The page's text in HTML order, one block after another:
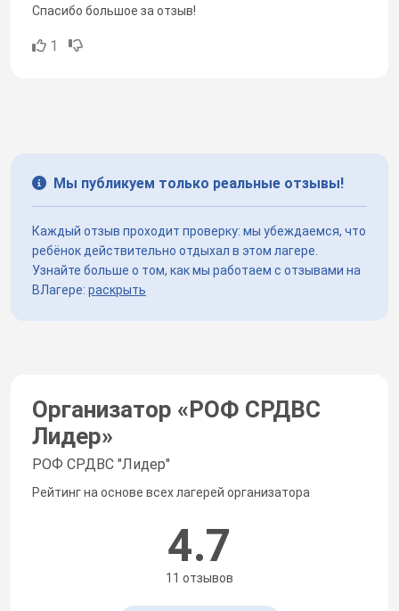
Спасибо большое за отзыв!
1
Мы публикуем только реальные отзывы!
Каждый отзыв проходит проверку: мы убеждаемся, что
ребёнок действительно отдыхал в этом лагере.
Узнайте больше о том, как мы работаем с отзывами на
ВЛагере: раскрыть
Организатор «РОФ СРДВС
Лидер»
РОФ СРДВС "Лидер"
Рейтинг на основе всех лагерей организатора
4.7
11 отзывов